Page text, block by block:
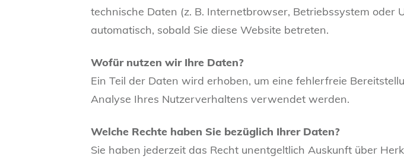
technische Daten (z. B. Internetbrowser, Betriebssystem
automatisch, sobald Sie diese Website betreten.
Wofür nutzen wir Ihre Daten?
Ein Teil der Daten wird erhoben, um eine fehlerfreie
Analyse Ihres Nutzerverhaltens verwendet werden.
Welche Rechte haben Sie bezüglich Ihrer Daten?
Sie haben jederzeit das Recht unentgeltlich Auskunft über